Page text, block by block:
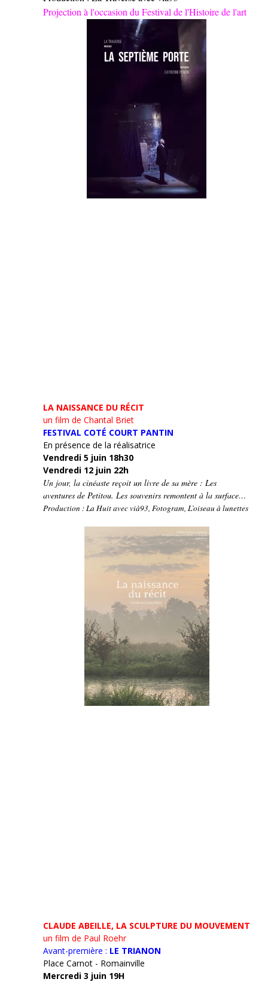
Projection à l'occasion du Festival de l'Histoire de l'art
LA NAISSANCE DU RÉCIT
un film de Chantal Briet
FESTIVAL COTÉ COURT PANTIN
En présence de la réalisatrice
Vendredi 5 juin 18h30
Vendredi 12 juin 22h
Un jour, la cinéaste reçoit un livre de sa mère : Les
aventures de Petitou. Les souvenirs remontent à la surface…
Production : La Huit avec vià93, Fotogram, L’oiseau à lunettes
CLAUDE ABEILLE, LA SCULPTURE DU MOUVEMENT
un film de Paul Roehr
Avant-première : LE TRIANON
Place Carnot - Romainville
Mercredi 3 juin 19H